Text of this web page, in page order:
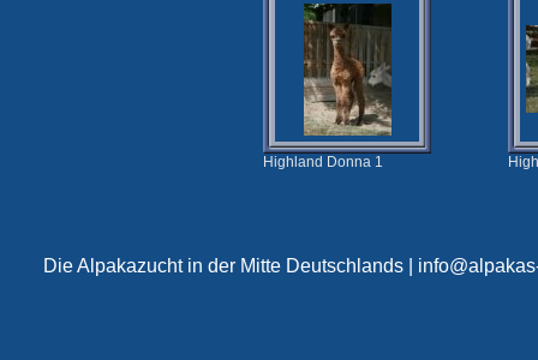
Highland Donna 1
Die Alpakazucht in der Mitte Deutschlands